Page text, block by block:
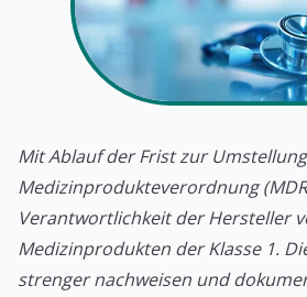
Mit Ablauf der Frist zur
Medizinprodukteverordnung
Verantwortlichkeit der Hersteller
Medizinprodukten der Klasse 1.
strenger nachweisen und